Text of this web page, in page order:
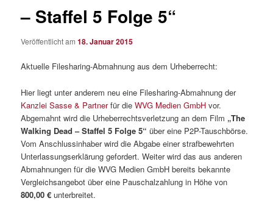
– Staffel 5 Folge 5“
Veröffentlicht am18. Januar 2015
Aktuelle Filesharing-Abmahnung aus dem Urheberrecht:
Hier liegt unter anderem neu eine Filesharing-Abmahnung der
Kanzlei Sasse & Partnerfür dieWVG Medien GmbH vor.
Abgemahnt wird die Urheberrechtsverletzung an dem Film „The
Walking Dead – Staffel 5 Folge 5“ über eine P2P-Tauschbörse.
Vom Anschlussinhaber wird die Abgabe einer strafbewehrten
Unterlassungserklärung gefordert. Weiter wird das aus anderen
Abmahnungen für die WVG Medien GmbH bereits bekannte
Vergleichsangebot über eine Pauschalzahlung in Höhe von
800,00 € unterbreitet.